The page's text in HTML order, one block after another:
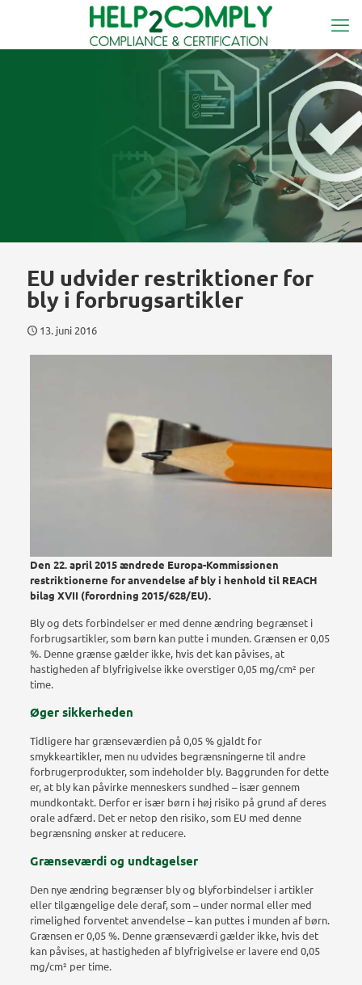
EU udvider restriktioner for
bly i forbrugsartikler
13. juni 2016
Den 22. april 2015 ændrede Europa-Kommissionen
restriktionerne for anvendelse af bly i henhold til REACH
bilag XVII (forordning 2015/628/EU).
Bly og dets forbindelser er med denne ændring begrænset i
forbrugsartikler, som børn kan putte i munden. Grænsen er 0,05
%. Denne grænse gælder ikke, hvis det kan påvises, at
hastigheden af blyfrigivelse ikke overstiger 0,05 mg/cm² per
time.
Øger sikkerheden
Tidligere har grænseværdien på 0,05 % gjaldt for
smykkeartikler, men nu udvides begrænsningerne til andre
forbrugerprodukter, som indeholder bly. Baggrunden for dette
er, at bly kan påvirke menneskers sundhed – især gennem
mundkontakt. Derfor er især børn i høj risiko på grund af deres
orale adfærd. Det er netop den risiko, som EU med denne
begrænsning ønsker at reducere.
Grænseværdi og undtagelser
Den nye ændring begrænser bly og blyforbindelser i artikler
eller tilgængelige dele deraf, som – under normal eller med
rimelighed forventet anvendelse – kan puttes i munden af børn.
Grænsen er 0,05 %. Denne grænseværdi gælder ikke, hvis det
kan påvises, at hastigheden af blyfrigivelse er lavere end 0,05
mg/cm² per time.